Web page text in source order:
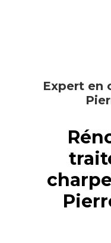
Expert en